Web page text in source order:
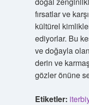
fırsatlar ve
kültürel
ediyorlar. Bu
ve doğayla
derin ve
gözler önüne
Etiketler: